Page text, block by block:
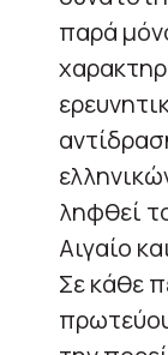
παρά
ληφθεί
Αιγαίο
Σε κάθε